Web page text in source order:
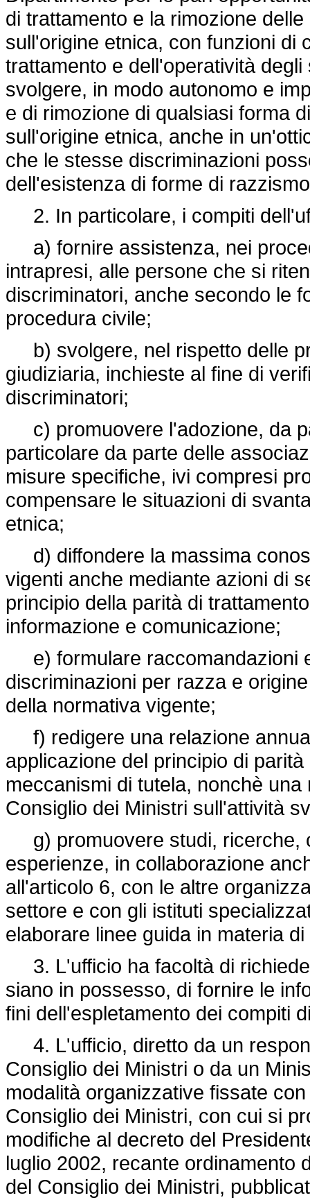
di trattamento e la rimozione
sull'origine etnica, con funzioni di
trattamento e dell'operatività
svolgere, in modo autonomo e
e di rimozione di qualsiasi forma
sull'origine etnica, anche in
che le stesse discriminazioni
dell'esistenza di forme di
2. In particolare, i compiti
a) fornire assistenza, nei
intrapresi, alle persone che si
discriminatori, anche secondo le
procedura civile;
b) svolgere, nel rispetto delle
giudiziaria, inchieste al fine di
discriminatori;
c) promuovere l'adozione, da
particolare da parte delle
misure specifiche, ivi compresi
compensare le situazioni di
etnica;
d) diffondere la massima
vigenti anche mediante azioni di
principio della parità di
informazione e comunicazione;
e) formulare raccomandazioni
discriminazioni per razza e
della normativa vigente;
f) redigere una relazione
applicazione del principio di
meccanismi di tutela, nonchè
Consiglio dei Ministri sull'attività
g) promuovere studi, ricerche,
esperienze, in collaborazione
all'articolo 6, con le altre
settore e con gli istituti
elaborare linee guida in materia
3. L'ufficio ha facoltà di
siano in possesso, di fornire le
fini dell'espletamento dei compiti
4. L'ufficio, diretto da un
Consiglio dei Ministri o da un
modalità organizzative fissate
Consiglio dei Ministri, con cui si
modifiche al decreto del
luglio 2002, recante ordinamento
del Consiglio dei Ministri,